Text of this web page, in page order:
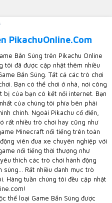
PikachuOnline.com
Bắn Súng trên Pikachu Online
tôi đã được cập nhật thêm nhiều
Bắn Súng. Tất cả các trò chơi
Bạn có thể chơi ở nhà, nơi công
bị của bạn có kết nối internet. Bạn
của chúng tôi phía bên phải
chính. Ngoài Pikachu cổ điển,
rất nhiều trò chơi hay cũng như
Minecraft nổi tiếng trên toàn
viên đua xe chuyên nghiệp với
nổi tiếng thời thượng như
thích các trò chơi hành động
Rất nhiều danh mục trò
Hàng tuần chúng tôi đều cập nhật
thể loại Game Bắn Súng được